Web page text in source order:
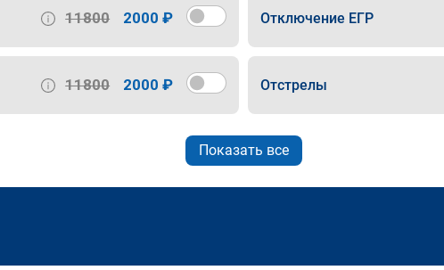
11800 2000 ₽ Отключение ЕГР
11800 2000 ₽ Отстрелы
Показать все